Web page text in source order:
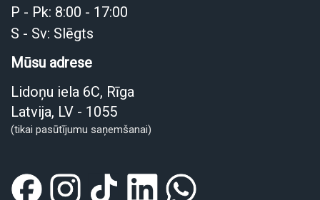
P - Pk: 8:00 - 17:00
S - Sv: Slēgts
Mūsu adrese
Lidoņu iela 6C, Rīga
Latvija, LV - 1055
(tikai pasūtījumu saņemšanai)